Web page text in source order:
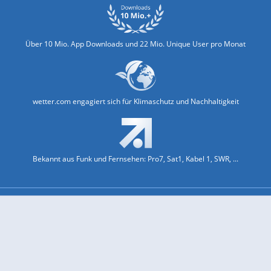
Über 10 Mio. App Downloads und 22 Mio. Unique User pro Monat
wetter.com engagiert sich für Klimaschutz und Nachhaltigkeit
Bekannt aus Funk und Fernsehen: Pro7, Sat1, Kabel 1, SWR, ...